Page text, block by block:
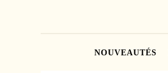
NOUVEAUTÉS